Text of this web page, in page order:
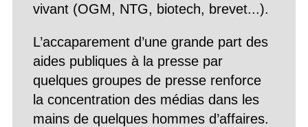
vivant (OGM, NTG, biotech, brevet...).
L’accaparement d’une grande part des
aides publiques à la presse par
quelques groupes de presse renforce
la concentration des médias dans les
mains de quelques hommes d’affaires.